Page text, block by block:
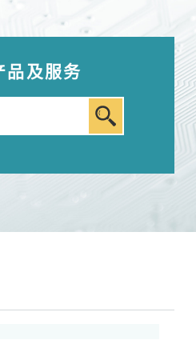
品及服务